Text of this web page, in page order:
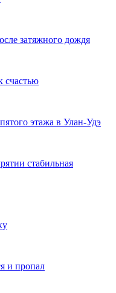
затяжного дождя
счастью
этажа в Улан-Удэ
стабильная
и пропал